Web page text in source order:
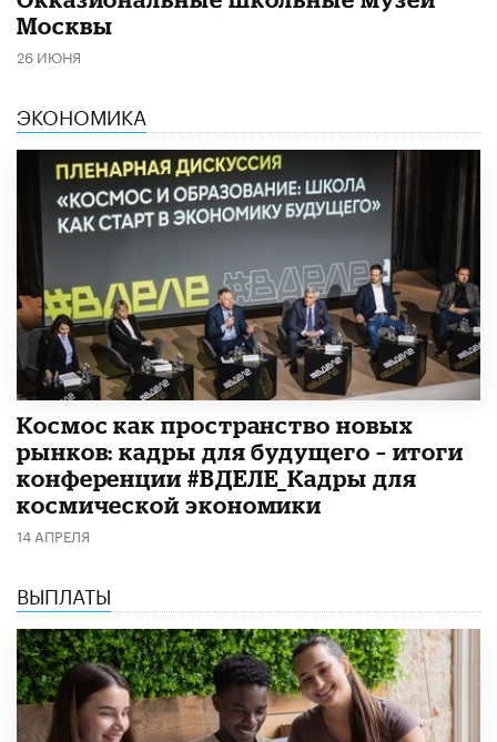
Москвы
26 ИЮНЯ
ЭКОНОМИКА
Космос как пространство новых
рынков: кадры для будущего – итоги
конференции #ВДЕЛЕ_Кадры для
космической экономики
14 АПРЕЛЯ
ВЫПЛАТЫ